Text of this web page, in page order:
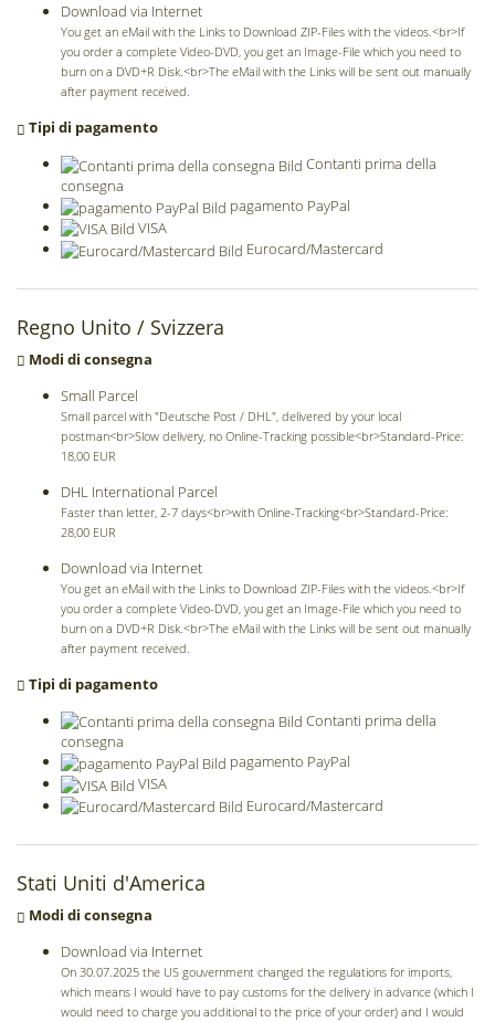
Download via Internet
You get an eMail with the Links to Download ZIP-Files with the videos.<br>If
you order a complete Video-DVD, you get an Image-File which you need to
burn on a DVD+R Disk.<br>The eMail with the Links will be sent out manually
after payment received.
Tipi di pagamento
Contanti prima della
consegna
pagamento PayPal
VISA
Eurocard/Mastercard
Regno Unito / Svizzera
Modi di consegna
Small Parcel
Small parcel with "Deutsche Post / DHL", delivered by your local
postman<br>Slow delivery, no Online-Tracking possible<br>Standard-Price:
18,00 EUR
DHL International Parcel
Faster than letter, 2-7 days<br>with Online-Tracking<br>Standard-Price:
28,00 EUR
Download via Internet
You get an eMail with the Links to Download ZIP-Files with the videos.<br>If
you order a complete Video-DVD, you get an Image-File which you need to
burn on a DVD+R Disk.<br>The eMail with the Links will be sent out manually
after payment received.
Tipi di pagamento
Contanti prima della
consegna
pagamento PayPal
VISA
Eurocard/Mastercard
Stati Uniti d'America
Modi di consegna
Download via Internet
On 30.07.2025 the US gouvernment changed the regulations for imports,
which means I would have to pay customs for the delivery in advance (which I
would need to charge you additional to the price of your order) and I would